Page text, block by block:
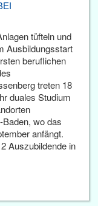
tüfteln und
Ausbildungsstart
beruflichen
treten 18
duales Studium
wo das
anfängt.
Auszubildende in